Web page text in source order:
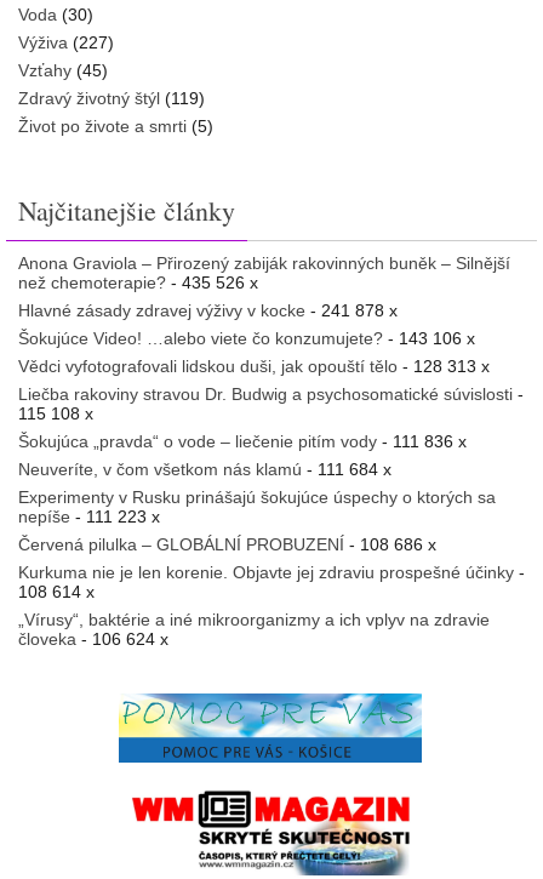
Voda (30)
Výživa (227)
Vzťahy (45)
Zdravý životný štýl (119)
Život po živote a smrti (5)
Najčitanejšie články
Anona Graviola – Přirozený zabiják rakovinných buněk – Silnější
než chemoterapie? - 435 526 x
Hlavné zásady zdravej výživy v kocke - 241 878 x
Šokujúce Video! …alebo viete čo konzumujete? - 143 106 x
Vědci vyfotografovali lidskou duši, jak opouští tělo - 128 313 x
Liečba rakoviny stravou Dr. Budwig a psychosomatické súvislosti -
115 108 x
Šokujúca „pravda“ o vode – liečenie pitím vody - 111 836 x
Neuveríte, v čom všetkom nás klamú - 111 684 x
Experimenty v Rusku prinášajú šokujúce úspechy o ktorých sa
nepíše - 111 223 x
Červená pilulka – GLOBÁLNÍ PROBUZENÍ - 108 686 x
Kurkuma nie je len korenie. Objavte jej zdraviu prospešné účinky -
108 614 x
„Vírusy“, baktérie a iné mikroorganizmy a ich vplyv na zdravie
človeka - 106 624 x